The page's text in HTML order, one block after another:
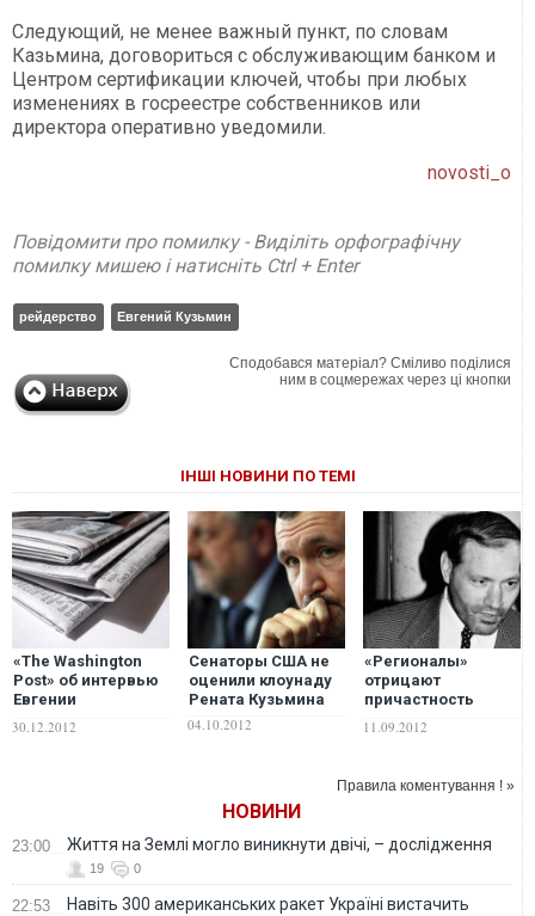
Следующий, не менее важный пункт, по словам
Казьмина, договориться с обслуживающим банком и
Центром сертификации ключей, чтобы при любых
изменениях в госреестре собственников или
директора оперативно уведомили.
novosti_o
Повідомити про помилку - Виділіть орфографічну
помилку мишею і натисніть Ctrl + Enter
рейдерство Евгений Кузьмин
Сподобався матеріал? Сміливо поділися
ним в соцмережах через ці кнопки
ІНШІ НОВИНИ ПО ТЕМІ
«The Washington
Post» об интервью
Евгении
«Associated Press»
30.12.2012
Сенаторы США не
оценили клоунаду
Рената Кузьмина
04.10.2012
«Регионалы»
отрицают
причастность
убийству Щербаня
11.09.2012
Правила коментування ! »
НОВИНИ
23:00 Життя на Землі могло виникнути двічі, – дослідження
19 0
22:53
Навіть 300 американських ракет Україні вистачить